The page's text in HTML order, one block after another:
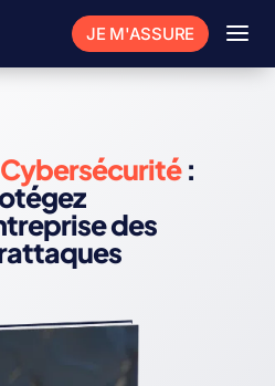
JE M'ASSURE a
:
des